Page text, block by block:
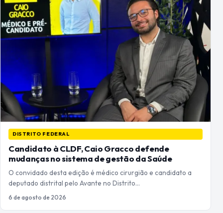
DISTRITO FEDERAL
Candidato à CLDF, Caio Gracco defende
mudanças no sistema de gestão da Saúde
O convidado desta edição é médico cirurgião e candidato a
deputado distrital pelo Avante no Distrito…
6 de agosto de 2026